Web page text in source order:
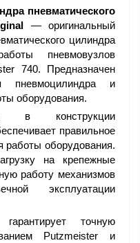
пневматического
— оригинальный
цилиндра
пневмовузлов
740. Предназначен
пневмоцилиндра и
оборудования.
в конструкции
правильное
работы оборудования.
на крепежные
работу механизмов
эксплуатации
точную
Putzmeister и